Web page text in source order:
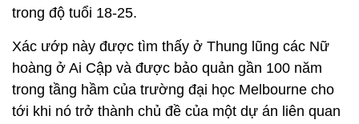
trong độ tuổi 18-25.
Xác ướp này được tìm thấy ở Thung lũng các Nữ
hoàng ở Ai Cập và được bảo quản gần 100 năm
trong tầng hầm của trường đại học Melbourne cho
tới khi nó trở thành chủ đề của một dự án liên quan